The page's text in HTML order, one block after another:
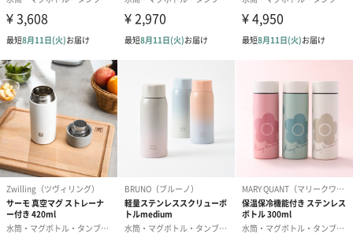
一番上が飲み口とパウダーを効率よくミックスしてくれるホール
があります。
その下に、液体を入れる容器の部分。
そしてその下にサプリメントを入れる用のスペース。
一番下にプロテインなどの粉末を入れる容器があります。
分解も簡単
それぞれのパーツは回すだけで良いので簡単に分解することがで
きます。